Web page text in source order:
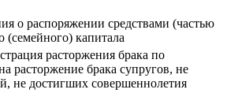
о распоряжении средствами (частью
(семейного) капитала
расторжения брака по
расторжение брака супругов, не
не достигших совершеннолетия